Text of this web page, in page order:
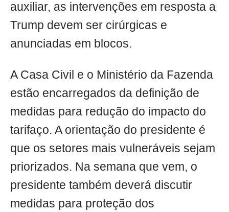
auxiliar, as intervenções em resposta a
Trump devem ser cirúrgicas e
anunciadas em blocos.
A Casa Civil e o Ministério da Fazenda
estão encarregados da definição de
medidas para redução do impacto do
tarifaço. A orientação do presidente é
que os setores mais vulneráveis sejam
priorizados. Na semana que vem, o
presidente também deverá discutir
medidas para proteção dos